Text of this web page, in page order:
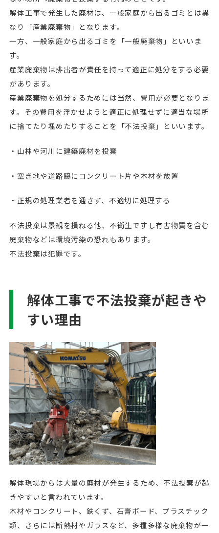
解体工事で発生した廃材は、一般家庭から出るゴミとは異
なり「産業廃棄物」となります。
一方、一般家庭から出るゴミを「一般廃棄物」といいま
す。
産業廃棄物は排出者が責任を持って適正に処分をする必要
があります。
産業廃棄物を処分するためには当然、費用が必要となりま
す。その費用を浮かせようと適正に処理せずに適当な場所
に捨てたり埋めたりすることを「不法投棄」といいます。
・山林や河川に建築廃材を投棄
・空き地や道路脇にコンクリート片や木材を放置
・正規の処理業者を通さず、不適切に処理する
不法投棄は景観を損ねる他、不衛生ですし有害物質を含む
廃棄物などは環境汚染の恐れもあります。
不法投棄は犯罪です。
解体工事で不法投棄が起きや
すい理由
解体現場からは大量の廃材が発生するため、不法投棄が起
きやすいと言われています。
木材やコンクリート、鉄くず、石膏ボード、プラスチック
類、さらには断熱材やガラスなど、多種多様な廃棄物が一